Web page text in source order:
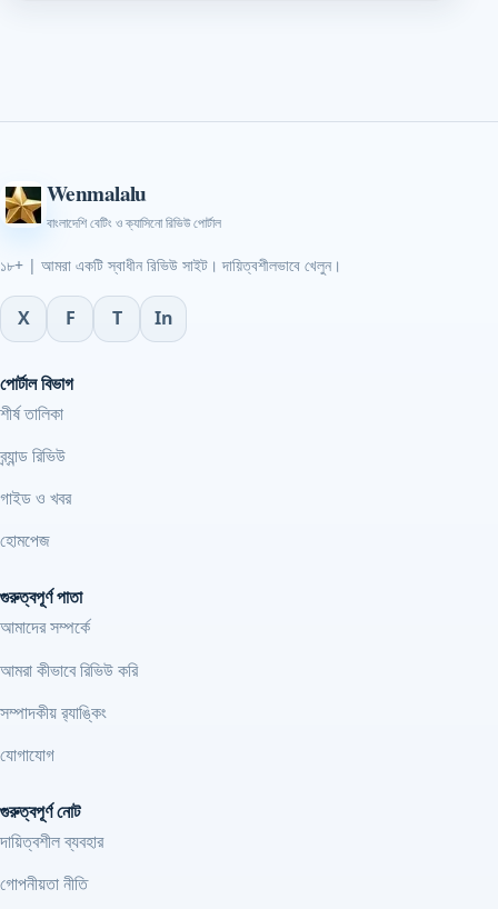
Wenmalalu
বাংলাদেশি বেটিং ও ক্যাসিনো রিভিউ পোর্টাল
১৮+ | আমরা একটি স্বাধীন রিভিউ সাইট। দায়িত্বশীলভাবে খেলুন।
X F T In
পোর্টাল বিভাগ
শীর্ষ তালিকা
ব্র্যান্ড রিভিউ
গাইড ও খবর
হোমপেজ
গুরুত্বপূর্ণ পাতা
আমাদের সম্পর্কে
আমরা কীভাবে রিভিউ করি
সম্পাদকীয় র‍্যাঙ্কিং
যোগাযোগ
গুরুত্বপূর্ণ নোট
দায়িত্বশীল ব্যবহার
গোপনীয়তা নীতি